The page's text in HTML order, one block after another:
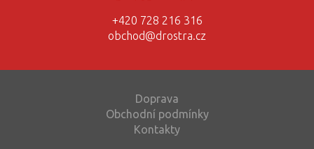
+420 728 216 316
obchod@drostra.cz
Doprava
Obchodní podmínky
Kontakty